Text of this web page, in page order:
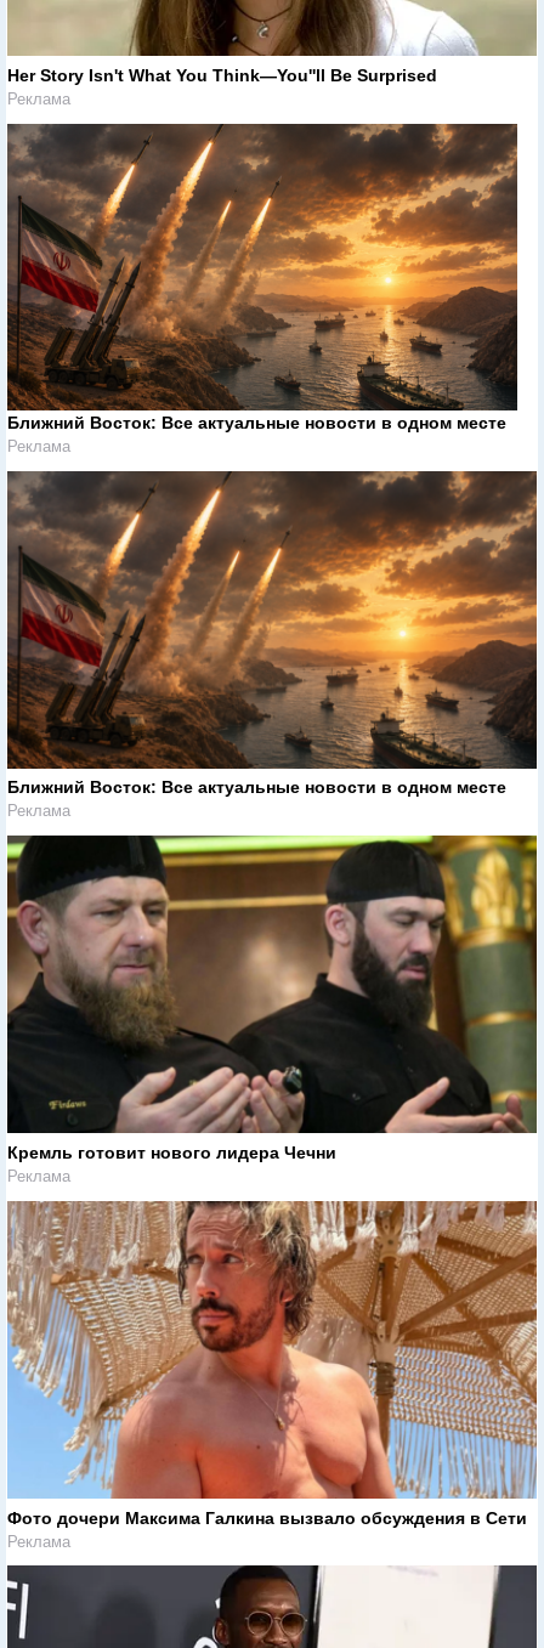
Her Story Isn't What You Think—You''ll Be Surprised
Реклама
Ближний Восток: Все актуальные новости в одном месте
Реклама
Ближний Восток: Все актуальные новости в одном месте
Реклама
Кремль готовит нового лидера Чечни
Реклама
Фото дочери Максима Галкина вызвало обсуждения в Сети
Реклама